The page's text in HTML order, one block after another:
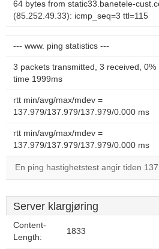
64 bytes from static33.banetele-
(85.252.49.33): icmp_seq=3 ttl=115
--- www. ping statistics ---
3 packets transmitted, 3 received, 0%
time 1999ms
rtt min/avg/max/mdev =
137.979/137.979/137.979/0.000 ms
rtt min/avg/max/mdev =
137.979/137.979/137.979/0.000 ms
En ping hastighetstest angir tiden
Server klargjøring
Content-
Length:
1833